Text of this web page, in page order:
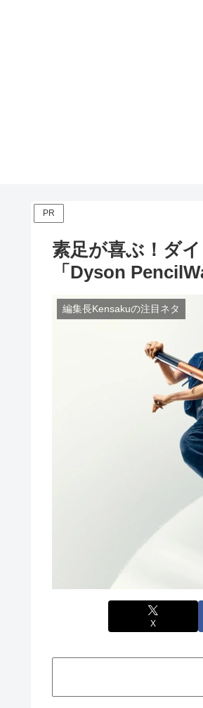
PR
素足が喜ぶ！ダ
「Dyson
編集長Kensakuの注目ネタ
X